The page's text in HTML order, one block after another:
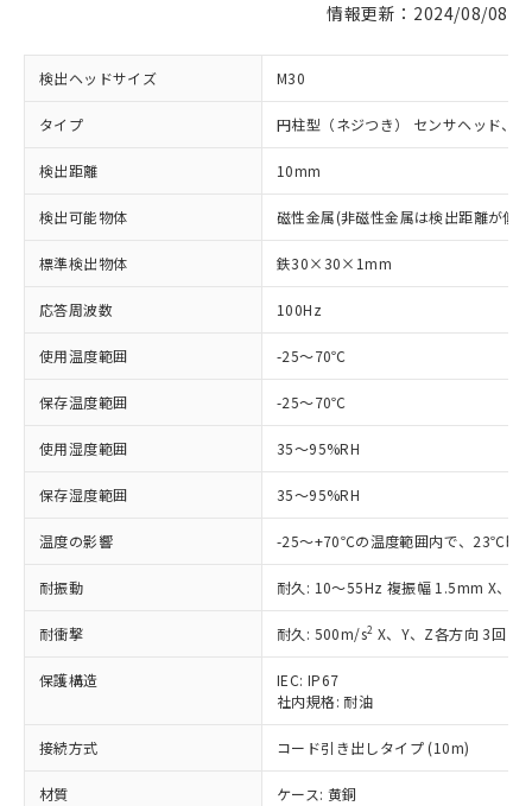
情報更新：2024/08/08
検出ヘッドサイズ M30
タイプ 円柱型（ネジつき） センサヘッド、
検出距離 10mm
検出可能物体 磁性金属(非磁性金属は検出距離が低
標準検出物体 鉄30×30×1mm
応答周波数 100Hz
使用温度範囲 -25～70℃
保存温度範囲 -25～70℃
使用湿度範囲 35～95%RH
保存湿度範囲 35～95%RH
温度の影響 -25～+70℃の温度範囲内で、23℃時
耐振動 耐久: 10～55Hz 複振幅 1.5mm X、Y
耐衝撃 耐久: 500m/s2 X、Y、Z各方向 3回
保護構造
IEC: IP67
社内規格: 耐油
接続方式 コード引き出しタイプ (10m)
材質
ケース: 黄銅
以下の条件をお読みいただき、同意のうえ
本サービスは、当社制御機器事業取扱
商品の当社在庫状況および標準価格
(税抜)を提供させていただくもので
当社制御機器事業取扱商品の中には、
※1 対応状況
非含有に対応した製品が提供可能な商品で
対応予定：EU RoHS指令（10物質）の非含
有に対応した製品に切り替える予定のある
対応予定なし：EU RoHS指令（10物質）の
非含有に非対応の商品で、対応品を出す予
調査・確認中：EU RoHS指令（10物質）の
非含有の対応状況を調査中または確認中の
商品です。
害物質有無と関係のない商品です。
※1 中国RoHS○×表
「○」：最大均質材料含有率が中国RoHSの
基準値以下であることを示します。